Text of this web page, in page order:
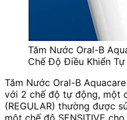
Tăm Nước Oral-B
Chế Độ Điều Khiển
Tăm Nước Oral-B
với 2 chế độ tự động, một
(REGULAR) thường được